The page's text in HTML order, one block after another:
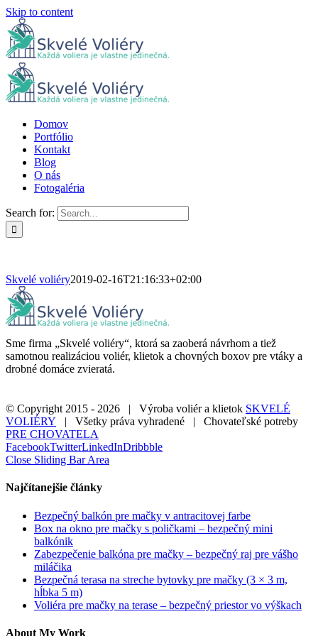
Skip to content
Domov
Portfólio
Kontakt
Blog
O nás
Fotogaléria
Search for:
Skvelé voliéry2019-02-16T21:16:33+02:00
Sme firma „Skvelé voliéry“, ktorá sa zaoberá návrhom a tiež
samotnou realizáciou voliér, klietok a chovných boxov pre vtáky a
drobné domáce zvieratá.
© Copyright 2015 - 2026 | Výroba voliér a klietok SKVELÉ
VOLIÉRY | Všetky práva vyhradené | Chovateľské potreby
PRE CHOVATELA
FacebookTwitterLinkedInDribbble
Close Sliding Bar Area
Najčítanejšie články
Bezpečný balkón pre mačky v antracitovej farbe
Box na okno pre mačky s poličkami – bezpečný mini
balkónik
Zabezpečenie balkóna pre mačky – bezpečný raj pre vášho
miláčika
Bezpečná terasa na streche bytovky pre mačky (3 × 3 m,
hĺbka 5 m)
Voliéra pre mačky na terase – bezpečný priestor vo výškach
About My Work